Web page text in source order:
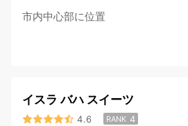
市内中心部に位置
イスラ バハ スイーツ
4.6 RANK 4